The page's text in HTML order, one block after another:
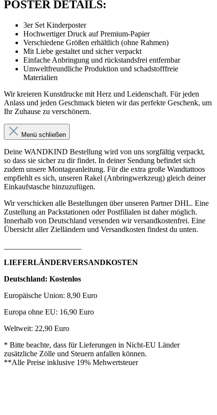
POSTER DETAILS:
3er Set Kinderposter
Hochwertiger Druck auf Premium-Papier
Verschiedene Größen erhältlich (ohne Rahmen)
Mit Liebe gestaltet und sicher verpackt
Einfache Anbringung und rückstandsfrei entfernbar
Umweltfreundliche Produktion und schadstofffreie
Materialien
Wir kreieren Kunstdrucke mit Herz und Leidenschaft. Für jeden
Anlass und jeden Geschmack bieten wir das perfekte Geschenk, um
Ihr Zuhause zu verschönern.
Menü schließen
Deine WANDKIND Bestellung wird von uns sorgfältig verpackt,
so dass sie sicher zu dir findet. In deiner Sendung befindet sich
zudem unsere Montageanleitung. Für die extra große Wandtattoos
empfiehlt es sich, unseren Rakel (Anbringwerkzeug) gleich deiner
Einkaufstasche hinzuzufügen.
Wir verschicken alle Bestellungen über unseren Partner DHL. Eine
Zustellung an Packstationen oder Postfilialen ist daher möglich.
Innerhalb von Deutschland versenden wir versandkostenfrei. Eine
Übersicht aller Zielländern und Versandkosten findest du unten.
LIEFERLÄNDERVERSANDKOSTEN
Deutschland: Kostenlos
Europäische Union: 8,90 Euro
Europa ohne EU: 16,90 Euro
Weltweit: 22,90 Euro
* Bitte beachte, dass für Lieferungen in Nicht-EU Länder
zusätzliche Zölle und Steuern anfallen können.
**Alle Preise inklusive 19% Mehwertsteuer